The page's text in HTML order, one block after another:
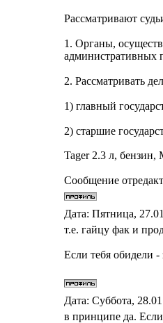
Рассматривают
1. Органы,
административных
2. Рассматривать
1) главный
2) старшие
Tager 2.3 л,
Сообщение
Дата: Пятница,
т.е. гайцу фак и
Если тебя обидели
Дата: Суббота,
в принципе да. Если